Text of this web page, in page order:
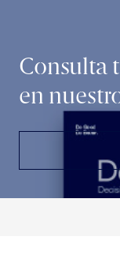
Consulta
en